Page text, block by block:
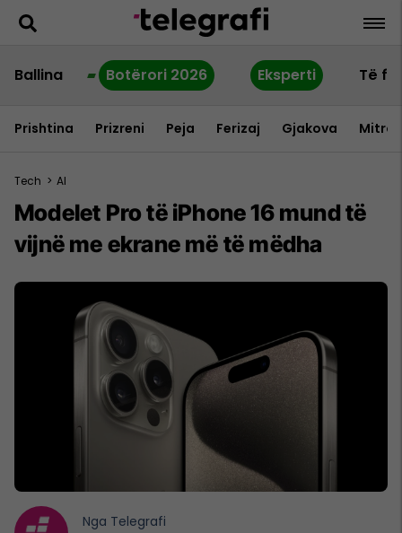
Ballina Botërori 2026 Eksperti Të
Prishtina Prizreni Peja Ferizaj Gjakova
Tech > AI
Modelet Pro të iPhone 16 mund të
vijnë me ekrane më të mëdha
Nga Telegrafi